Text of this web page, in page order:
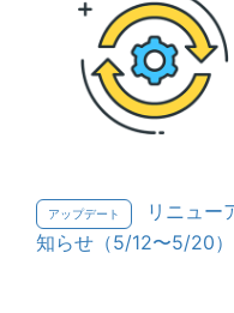
アップデート
リニュー
知らせ（5/12〜5/20）